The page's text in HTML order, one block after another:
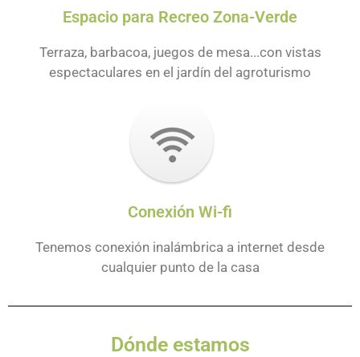
Espacio para Recreo Zona-Verde
Terraza, barbacoa, juegos de mesa...con vistas
espectaculares en el jardín del agroturismo
Conexión Wi-fi
Tenemos conexión inalámbrica a internet desde
cualquier punto de la casa
Dónde estamos